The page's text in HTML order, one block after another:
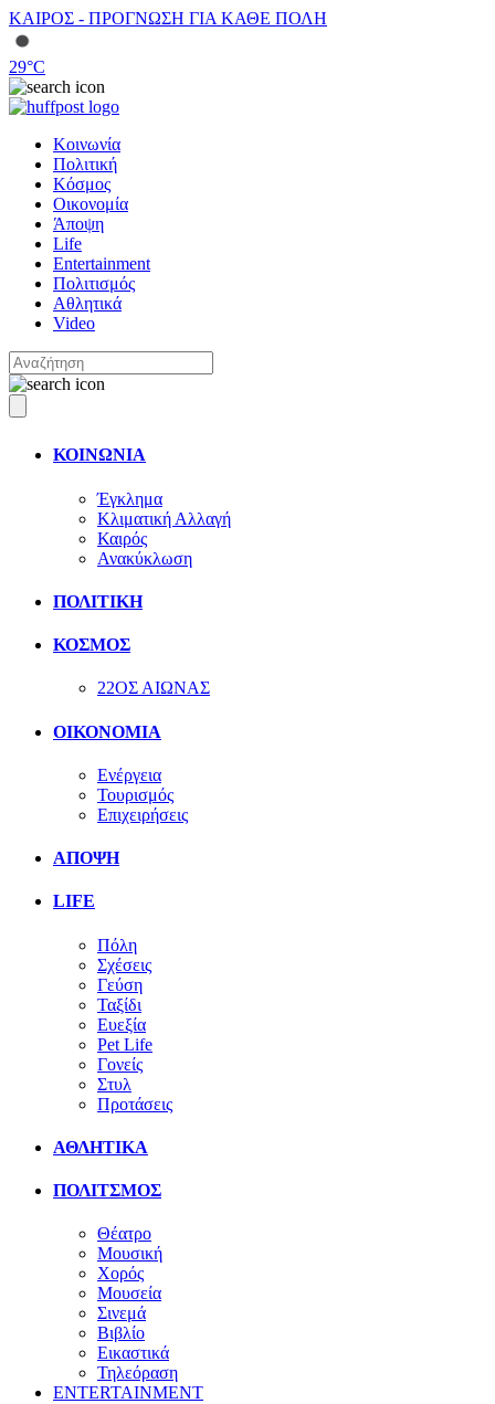
ΚΑΙΡΟΣ - ΠΡΟΓΝΩΣΗ ΓΙΑ ΚΑΘΕ ΠΟΛΗ
29°C
Κοινωνία
Πολιτική
Κόσμος
Οικονομία
Άποψη
Life
Entertainment
Πολιτισμός
Αθλητικά
Video
ΚΟΙΝΩΝΙΑ
Έγκλημα
Κλιματική Αλλαγή
Καιρός
Ανακύκλωση
ΠΟΛΙΤΙΚΗ
ΚΟΣΜΟΣ
22ΟΣ ΑΙΩΝΑΣ
ΟΙΚΟΝΟΜΙΑ
Ενέργεια
Τουρισμός
Επιχειρήσεις
ΑΠΟΨΗ
LIFE
Πόλη
Σχέσεις
Γεύση
Ταξίδι
Ευεξία
Pet Life
Γονείς
Στυλ
Προτάσεις
ΑΘΛΗΤΙΚΑ
ΠΟΛΙΤΣΜΟΣ
Θέατρο
Μουσική
Χορός
Μουσεία
Σινεμά
Βιβλίο
Εικαστικά
Τηλεόραση
ENTERTAINMENT